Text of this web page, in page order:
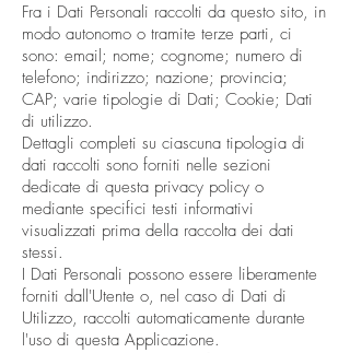
Fra i Dati Personali raccolti da questo sito, in
modo autonomo o tramite terze parti, ci
sono: email; nome; cognome; numero di
telefono; indirizzo; nazione; provincia;
CAP; varie tipologie di Dati; Cookie; Dati
di utilizzo.
Dettagli completi su ciascuna tipologia di
dati raccolti sono forniti nelle sezioni
dedicate di questa privacy policy o
mediante specifici testi informativi
visualizzati prima della raccolta dei dati
stessi.
I Dati Personali possono essere liberamente
forniti dall'Utente o, nel caso di Dati di
Utilizzo, raccolti automaticamente durante
l'uso di questa Applicazione.